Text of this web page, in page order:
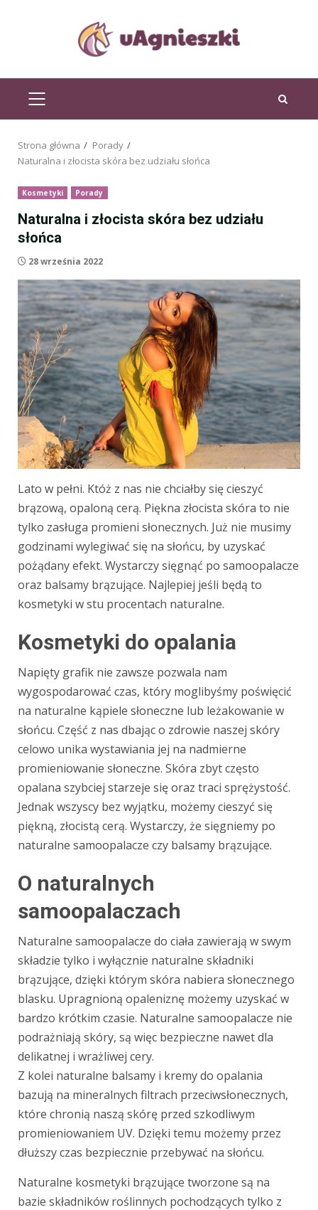
MENU
GŁÓWNE
Strona główna
Porady
Naturalna i złocista skóra bez udziału słońca
Kosmetyki Porady
Naturalna i złocista skóra bez udziału
słońca
28 września 2022
Lato w pełni. Któż z nas nie chciałby się cieszyć
brązową, opaloną cerą. Piękna złocista skóra to nie
tylko zasługa promieni słonecznych. Już nie musimy
godzinami wylegiwać się na słońcu, by uzyskać
pożądany efekt. Wystarczy sięgnąć po samoopalacze
oraz balsamy brązujące. Najlepiej jeśli będą to
kosmetyki w stu procentach naturalne.
Kosmetyki do opalania
Napięty grafik nie zawsze pozwala nam
wygospodarować czas, który moglibyśmy poświęcić
na naturalne kąpiele słoneczne lub leżakowanie w
słońcu. Część z nas dbając o zdrowie naszej skóry
celowo unika wystawiania jej na nadmierne
promieniowanie słoneczne. Skóra zbyt często
opalana szybciej starzeje się oraz traci sprężystość.
Jednak wszyscy bez wyjątku, możemy cieszyć się
piękną, złocistą cerą. Wystarczy, że sięgniemy po
naturalne samoopalacze czy balsamy brązujące.
O naturalnych
samoopalaczach
Naturalne samoopalacze do ciała zawierają w swym
składzie tylko i wyłącznie naturalne składniki
brązujące, dzięki którym skóra nabiera słonecznego
blasku. Upragnioną opaleniznę możemy uzyskać w
bardzo krótkim czasie. Naturalne samoopalacze nie
podrażniają skóry, są więc bezpieczne nawet dla
delikatnej i wrażliwej cery.
Z kolei naturalne balsamy i kremy do opalania
bazują na mineralnych filtrach przeciwsłonecznych,
które chronią naszą skórę przed szkodliwym
promieniowaniem UV. Dzięki temu możemy przez
dłuższy czas bezpiecznie przebywać na słońcu.
Naturalne kosmetyki brązujące tworzone są na
bazie składników roślinnych pochodzących tylko z